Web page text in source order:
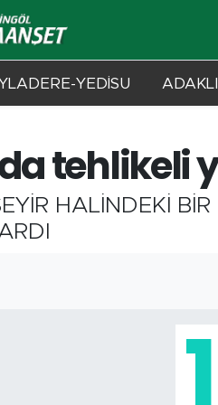
YEDİSU
tehlikeli
HALİNDEKİ
1